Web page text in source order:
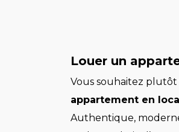
Louer un
Vous souhaitez
appartement en
Authentique,